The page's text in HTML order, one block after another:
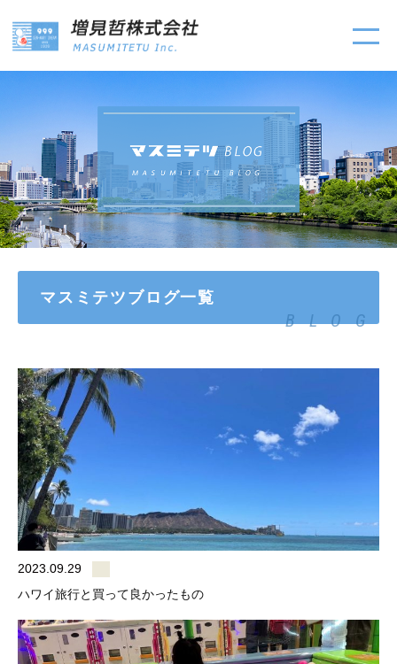
マスミテツブログ一覧
BLOG
2023.09.29
ハワイ旅行と買って良かったもの